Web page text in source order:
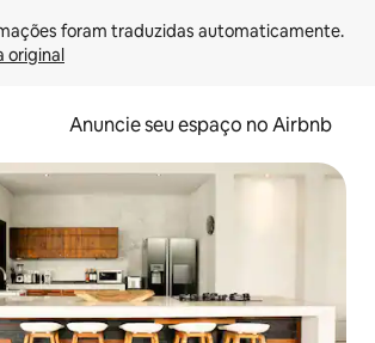
original
Anuncie seu espaço no Airbnb